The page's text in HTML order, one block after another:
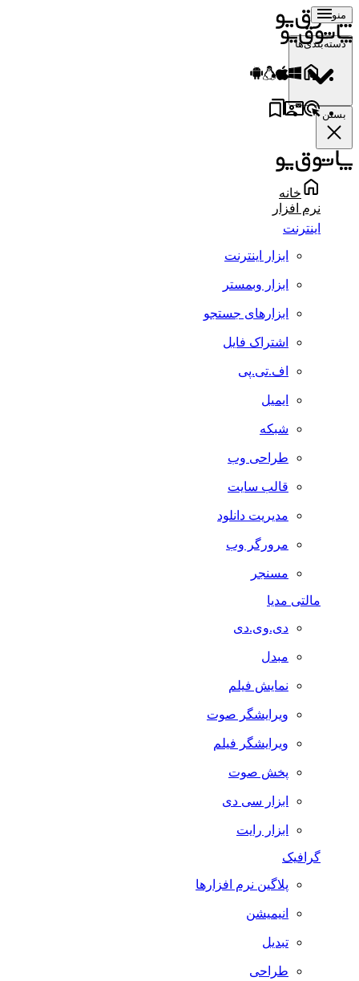
منو
دسته‌بندی‌ها
بستن
خانه
نرم افزار
اینترنت
ابزار اینترنت
ابزار وبمستر
ابزارهای جستجو
اشتراک فایل
اف.تی.پی
ایمیل
شبکه
طراحی وب
قالب سایت
مدیریت دانلود
مرورگر وب
مسنجر
مالتی مدیا
دی.وی.دی
مبدل
نمایش فیلم
ویرایشگر صوت
ویرایشگر فیلم
پخش صوت
ابزار سی دی
ابزار رایت
گرافیک
پلاگین نرم افزارها
انیمیشن
تبدیل
طراحی